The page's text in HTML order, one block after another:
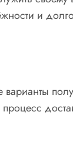
и
варианты